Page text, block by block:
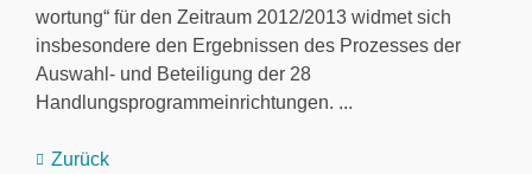
wortung“ für den Zeitraum 2012/2013 widmet sich
insbesondere den Ergebnissen des Prozesses der
Auswahl- und Beteiligung der 28
Handlungsprogrammeinrichtungen. ...
Zurück